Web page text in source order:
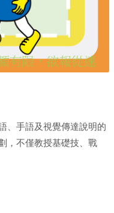
、手語及視覺傳達說明的
，不僅教授基礎技、戰